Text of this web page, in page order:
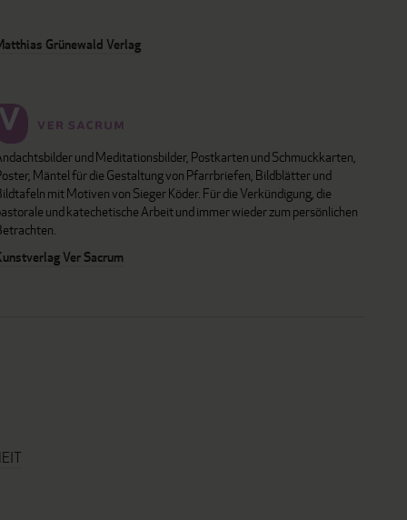
Grünewald Verlag
und Meditationsbilder, Postkarten und Schmuckkarten,
Mäntel für die Gestaltung von Pfarrbriefen, Bildblätter und
mit Motiven von Sieger Köder. Für die Verkündigung, die
und katechetische Arbeit und immer wieder zum persönlichen
Ver Sacrum